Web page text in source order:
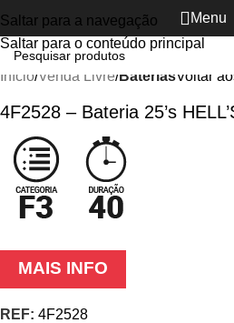
Saltar para a navegação
Saltar para o conteúdo principal
Menu
Ver vídeo Clique para ampliar
Início Venda Livre BateriasVoltar
4F2528 – Bateria 25’s
MAIS INFO
REF: 4F2528